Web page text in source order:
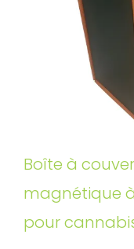
Boîte à
magnétique
pour